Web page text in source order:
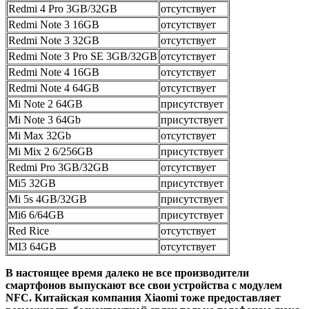
Redmi 4 Pro 3GB/32GB
отсутствует
Redmi Note 3 16GB
отсутствует
Redmi Note 3 32GB
отсутствует
Redmi Note 3 Pro SE 3GB/32GB отсутствует
Redmi Note 4 16GB
отсутствует
Redmi Note 4 64GB
отсутствует
Mi Note 2 64GB
присутствует
Mi Note 3 64Gb
присутствует
Mi Max 32Gb
отсутствует
Mi Mix 2 6/256GB
присутствует
Redmi Pro 3GB/32GB
отсутствует
Mi5 32GB
присутствует
Mi 5s 4GB/32GB
присутствует
Mi6 6/64GB
присутствует
Red Rice
отсутствует
MI3 64GB
отсутствует
В настоящее время далеко не все производители
смартфонов выпускают все свои устройства с модулем
NFC. Китайская компания Xiaomi тоже предоставляет